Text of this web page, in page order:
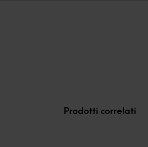
Prodotti correlati